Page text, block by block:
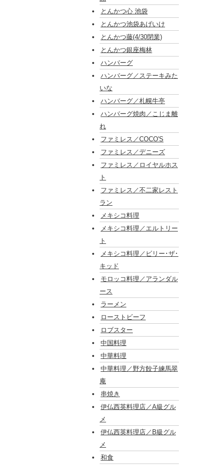
とんかつ心 池袋
とんかつ池袋あげいけ
とんかつ藤(4/30閉業)
とんかつ銀座梅林
ハンバーグ
ハンバーグ／ステーキみた
いな
ハンバーグ／札幌牛亭
ハンバーグ焼肉／こじま離
れ
ファミレス／COCO'S
ファミレス／デニーズ
ファミレス／ロイヤルホス
ト
ファミレス／不二家レスト
ラン
メキシコ料理
メキシコ料理／エルトリー
ト
メキシコ料理／ビリー･ザ･
キッド
モロッコ料理／アランダル
ース
ラーメン
ローストビーフ
ロブスター
中国料理
中華料理
中華料理／野方餃子練馬翠
庵
串焼き
伊仏西英料理店／A級グル
メ
伊仏西英料理店／B級グル
メ
和食